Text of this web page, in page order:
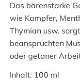
Das bärenstarke
wie Kampfer,
Thymian usw.
beanspruchten
oder getaner
Inhalt: 100 ml